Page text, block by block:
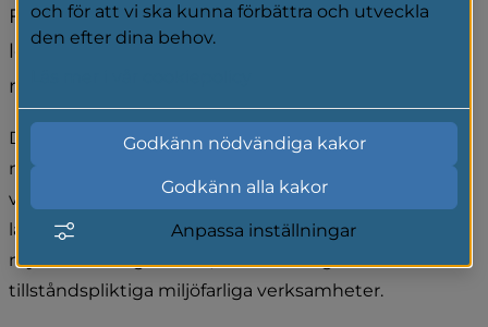
Företag, som hanterar kemikalier,
lösningsmedel och andra miljöfarliga ämnen,
måste ha tillstånd för att bedriva verksamhet.
De flesta företag påverkar vår miljö eller hälsa på
något sätt. Många företag, som exempelvis
verkstäder, fordonstvättar, tryckerier,
lackeringsverkstäder och andra, som använder
mycket lösningsmedel, är anmälnings- eller
tillståndspliktiga miljöfarliga verksamheter.
och för att vi ska kunna förbättra och utveckla
den efter dina behov.
Godkänn nödvändiga kakor
Godkänn alla kakor
Anpassa inställningar